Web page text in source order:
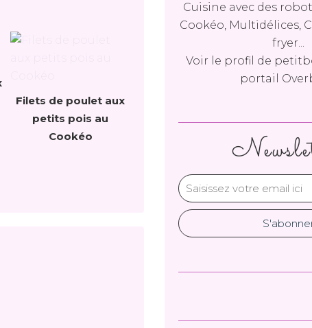
Filets de poulet aux
petits pois au
Cookéo
Cuisine avec des
Cookéo, Multidélices,
fryer...
Voir le profil de
portail